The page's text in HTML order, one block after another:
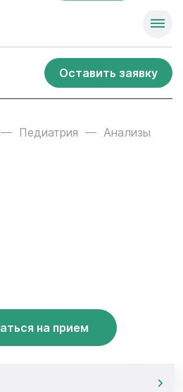
Оставить заявку
Педиатрия
Анализы
на прием